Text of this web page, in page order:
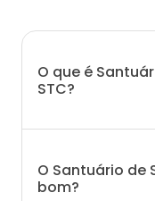
O que é
STC?
O Santuário de
bom?